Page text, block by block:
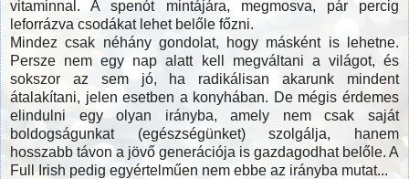
vitaminnal. A spenót mintájára, megmosva, pár percig
leforrázva csodákat lehet belőle főzni.
Mindez csak néhány gondolat, hogy másként is lehetne.
Persze nem egy nap alatt kell megváltani a világot, és
sokszor az sem jó, ha radikálisan akarunk mindent
átalakítani, jelen esetben a konyhában. De mégis érdemes
elindulni egy olyan irányba, amely nem csak saját
boldogságunkat (egészségünket) szolgálja, hanem
hosszabb távon a jövő generációja is gazdagodhat belőle. A
Full Irish pedig egyértelműen nem ebbe az irányba mutat...